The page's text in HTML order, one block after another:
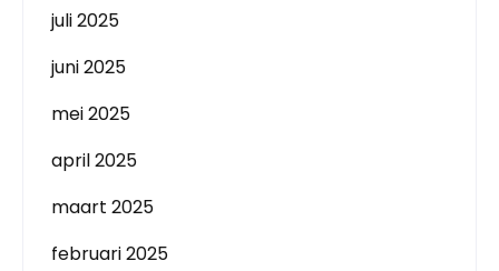
juli 2025
juni 2025
mei 2025
april 2025
maart 2025
februari 2025